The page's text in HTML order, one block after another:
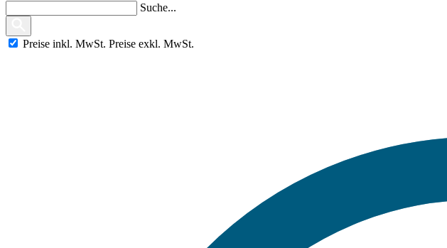
Suche...
Preise inkl. MwSt. Preise exkl. MwSt.